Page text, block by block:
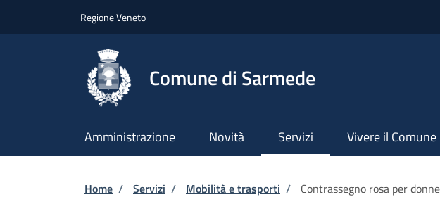
Regione Veneto
Comune di Sarmede
Amministrazione Novità Servizi Vivere il Comune
Briciole di pane
Home / Servizi / Mobilità e trasporti / Contrassegno rosa per